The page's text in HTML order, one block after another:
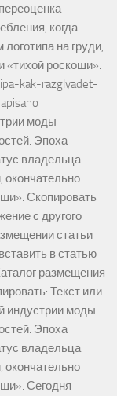
когда
на груди,
«тихой роскоши».
kak-razglyadet-
моды
Эпоха
владельца
окончательно
Скопировать
с другого
статьи
в статью
размещения
Текст или
индустрии моды
Эпоха
владельца
окончательно
Сегодня